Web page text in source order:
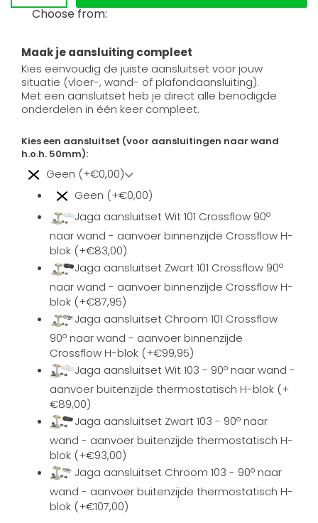
Choose from:
Maak je aansluiting compleet
Kies eenvoudig de juiste aansluitset voor jouw
situatie (vloer-, wand- of plafondaansluiting).
Met een aansluitset heb je direct alle benodigde
onderdelen in één keer compleet.
Kies een aansluitset (voor aansluitingen naar wand
h.o.h. 50mm):
Geen (+€0,00)
Geen (+€0,00)
Jaga aansluitset Wit 101 Crossflow 90º
naar wand - aanvoer binnenzijde Crossflow H-
blok (+€83,00)
Jaga aansluitset Zwart 101 Crossflow 90º
naar wand - aanvoer binnenzijde Crossflow H-
blok (+€87,95)
Jaga aansluitset Chroom 101 Crossflow
90º naar wand - aanvoer binnenzijde
Crossflow H-blok (+€99,95)
Jaga aansluitset Wit 103 - 90º naar wand -
aanvoer buitenzijde thermostatisch H-blok (+
€89,00)
Jaga aansluitset Zwart 103 - 90º naar
wand - aanvoer buitenzijde thermostatisch H-
blok (+€93,00)
Jaga aansluitset Chroom 103 - 90º naar
wand - aanvoer buitenzijde thermostatisch H-
blok (+€107,00)